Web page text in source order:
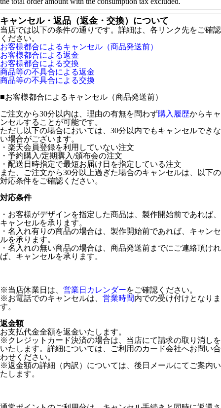
キャンセル・返品（返金・交換）について
当店では以下の条件の通りです。詳細は、各リンク先をご確認
ください。
お客様都合によるキャンセル（商品発送前）
お客様都合による返金
お客様都合による交換
商品等の不具合による返金
商品等の不具合による交換
■お客様都合によるキャンセル（商品発送前）
ご注文から30分以内は、理由の有無を問わず購入履歴からキャ
ンセルすることが可能です。
ただし以下の場合においては、30分以内でもキャンセルできな
い場合がございます。
・楽天会員登録を利用していない注文
・予約購入/定期購入/頒布会の注文
・配送日時指定で最短お届け日を指定している注文
また、ご注文から30分以上過ぎた場合のキャンセルは、以下の
対応条件をご確認ください。
対応条件
・お客様がデザインを指定した商品は、製作開始前であれば、
キャンセルを承ります。
・名入れ有りの商品の場合は、製作開始前であれば、キャンセ
ルを承ります。
・名入れの無い商品の場合は、商品発送前までにご連絡頂けれ
ば、キャンセルを承ります。
※当店休業日は、 営業日カレンダーをご確認ください。
※お電話でのキャンセルは、 営業時間内での受け付けとなりま
す。
返金額
お支払代金全額を返金いたします。
※クレジットカード決済の場合は、当店にて請求の取り消しを
いたします。詳細については、ご利用のカード会社へお問い合
わせください。
※返金額の詳細（内訳）については、後日メールにてご案内い
たします。